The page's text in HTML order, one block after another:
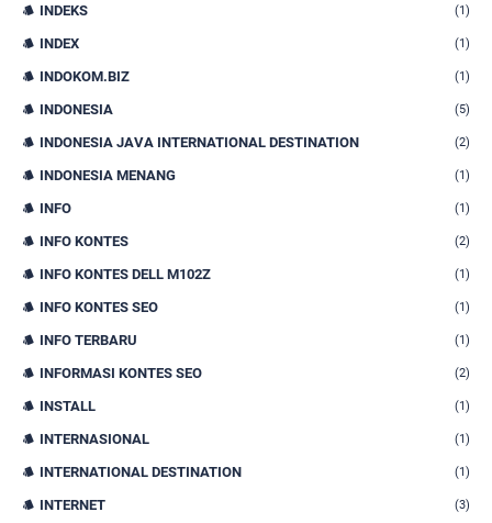
INDEKS (1)
INDEX (1)
INDOKOM.BIZ (1)
INDONESIA (5)
INDONESIA JAVA INTERNATIONAL DESTINATION (2)
INDONESIA MENANG (1)
INFO (1)
INFO KONTES (2)
INFO KONTES DELL M102Z (1)
INFO KONTES SEO (1)
INFO TERBARU (1)
INFORMASI KONTES SEO (2)
INSTALL (1)
INTERNASIONAL (1)
INTERNATIONAL DESTINATION (1)
INTERNET (3)